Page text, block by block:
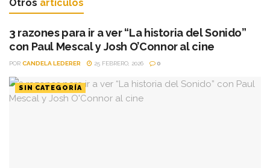
Otros artículos
3 razones para ir a ver “La historia del Sonido”
con Paul Mescal y Josh O’Connor al cine
POR CANDELA LEDERER 25 FEBRERO, 2026 0
SIN CATEGORÍA